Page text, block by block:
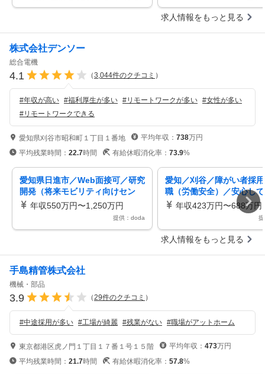
求人情報をもっと見る
株式会社デンソー
総合電機
4.1 （3,044件のクチコミ ）
#年収が高い #福利厚生が多い #リモートワークが多い #女性が多い
#リモートワークできる
愛知県刈谷市昭和町１丁目１番地 平均年収： 738万円
平均残業時間： 22.7時間 有給休暇消化率： 73.9%
愛知県日進市／Web面接可／研究
開発（将来モビリティ向けセン
サ）／ミライズ
年収550万円〜1,250万円
提供：doda
愛知／刈谷／障がい者採
職（労働安全）／安心し
環境年収423万円〜688万円
求人情報をもっと見る
手島精管株式会社
機械・部品
3.9 （29件のクチコミ ）
#中途採用が多い #工場が綺麗 #残業がない #職場がアットホーム
東京都港区虎ノ門１丁目１７番１号１５階 平均年収： 473万円
平均残業時間： 21.7時間 有給休暇消化率： 57.8%